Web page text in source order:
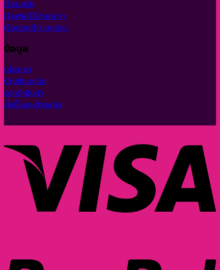
เรือยอร์ช
เรือเฟอร์รี่ข้ามฟาก
เรือตกหมึก ตกปลา
ข้อมูล
นโยบาย
บัญชีของฉัน
ตะกร้าสินค้า
สั่งซื้อและชำระเงิน